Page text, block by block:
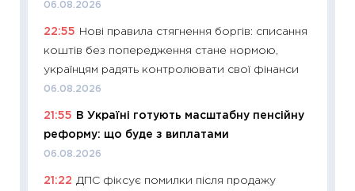
06.08.2026
22:55
Нові правила стягнення боргів: списання
коштів без попередження стане нормою,
українцям радять контролювати свої фінанси
06.08.2026
21:55
В Україні готують масштабну пенсійну
реформу: що буде з виплатами
06.08.2026
21:22 ДПС фіксує помилки після продажу